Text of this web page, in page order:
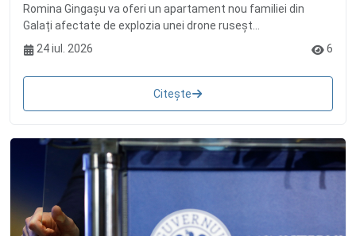
Romina Gingașu va oferi un apartament nou familiei din
Galați afectate de explozia unei drone ruseșt...
24 iul. 2026
6
Citește